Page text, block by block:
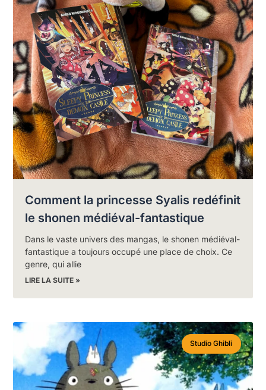
Comment la princesse Syalis redéfinit
le shonen médiéval-fantastique
Dans le vaste univers des mangas, le shonen médiéval-
fantastique a toujours occupé une place de choix. Ce
genre, qui allie
LIRE LA SUITE »
Studio Ghibli